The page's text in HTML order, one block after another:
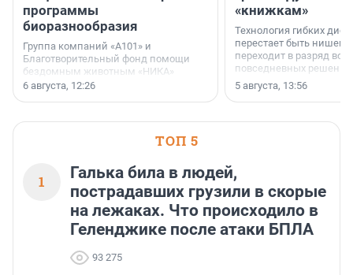
программы
биоразнообразия
Группа компаний «А101» и
Благотворительный фонд помощи
бездомным животным «НИКА»
заключили соглашение о
6 августа, 12:26
«книжкам»
Технология гибких
перестает быть
переходит в разряд
повседневных
5 августа, 13:56
ТОП 5
1
Галька била в людей,
пострадавших грузили в скорые
на лежаках. Что происходило в
Геленджике после атаки БПЛА
93 275